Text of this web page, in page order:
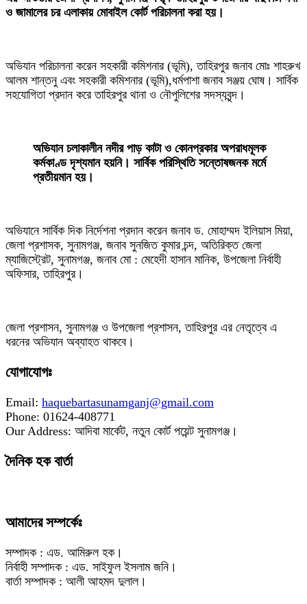
ও জামালের চর এলাকায় মোবাইল কোর্ট পরিচালনা করা হয়।
‎অভিযান পরিচালনা করেন সহকারী কমিশনার (ভূমি), তাহিরপুর জনাব মোঃ শাহরুখ
আলম শান্তনু এবং সহকারী কমিশনার (ভূমি),ধর্মপাশা জনাব সঞ্জয় ঘোষ। সার্বিক
সহযোগিতা প্রদান করে তাহিরপুর থানা ও নৌপুলিশের সদস্যবৃন্দ।
‎অভিযান চলাকালীন নদীর পাড় কাটা ও কোনপ্রকার অপরাধমূলক
কর্মকাণ্ড দৃশ্যমান হয়নি। সার্বিক পরিস্থিতি সন্তোষজনক মর্মে
প্রতীয়মান হয়।
‎অভিযানে সার্বিক দিক নির্দেশনা প্রদান করেন জনাব ড. মোহাম্মদ ইলিয়াস মিয়া,
জেলা প্রশাসক, সুনামগঞ্জ, জনাব সুনজিত কুমার চন্দ, অতিরিক্ত জেলা
ম্যাজিস্ট্রেট, সুনামগঞ্জ, জনাব মো : মেহেদী হাসান মানিক, উপজেলা নির্বাহী
অফিসার, তাহিরপুর।
‎জেলা প্রশাসন, সুনামগঞ্জ ও উপজেলা প্রশাসন, তাহিরপুর এর নেতৃত্বে এ
ধরনের অভিযান অব্যাহত থাকবে।
যোগাযোগঃ
Email: haquebartasunamganj@gmail.com
Phone: 01624-408771
Our Address: আদিবা মার্কেট, নতুন কোর্ট পয়েন্ট সুনামগঞ্জ।
দৈনিক হক বার্তা
আমাদের সম্পর্কেঃ
সম্পাদক : এড. আমিরুল হক।
নির্বাহী সম্পাদক : এড. সাইফুল ইসলাম জনি।
বার্তা সম্পাদক : আলী আহমদ দুলাল।